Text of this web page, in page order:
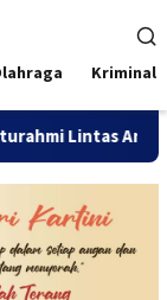
Kriminal
Lintas Angkatan